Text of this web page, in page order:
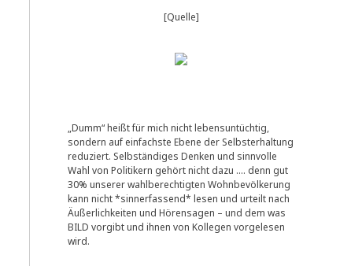
[Quelle]
„Dumm“ heißt für mich nicht lebensuntüchtig,
sondern auf einfachste Ebene der Selbsterhaltung
reduziert. Selbständiges Denken und sinnvolle
Wahl von Politikern gehört nicht dazu …. denn gut
30% unserer wahlberechtigten Wohnbevölkerung
kann nicht *sinnerfassend* lesen und urteilt nach
Äußerlichkeiten und Hörensagen – und dem was
BILD vorgibt und ihnen von Kollegen vorgelesen
wird.